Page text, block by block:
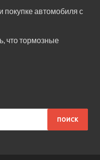
автомобиля с
что тормозные